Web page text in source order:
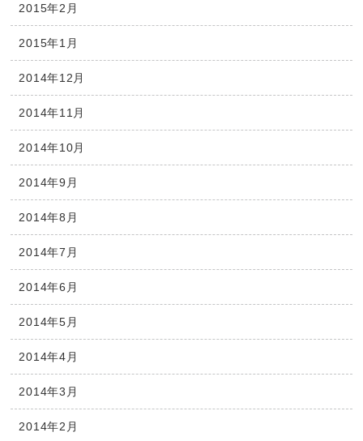
2015年2月
2015年1月
2014年12月
2014年11月
2014年10月
2014年9月
2014年8月
2014年7月
2014年6月
2014年5月
2014年4月
2014年3月
2014年2月